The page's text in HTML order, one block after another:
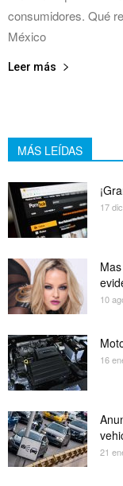
consumidores. Qué
México
Leer más
MÁS LEÍDAS
17
10
16
21